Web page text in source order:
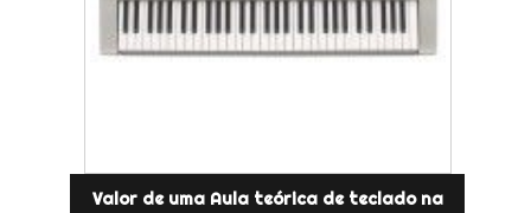
Valor de uma Aula teórica de teclado na